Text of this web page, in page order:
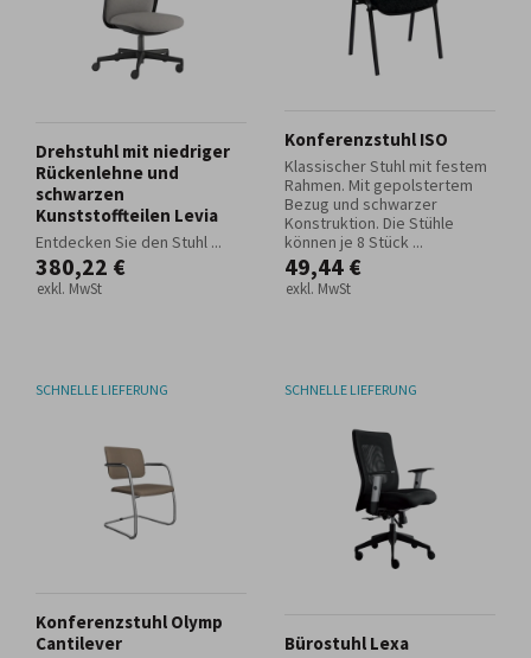
Drehstuhl mit niedriger
Rückenlehne und
schwarzen
Kunststoffteilen Levia
Entdecken Sie den Stuhl ...
380,22 €
exkl. MwSt
Konferenzstuhl ISO
Klassischer Stuhl mit festem
Rahmen. Mit gepolstertem
Bezug und schwarzer
Konstruktion. Die Stühle
können je 8 Stück ...
49,44 €
exkl. MwSt
SCHNELLE LIEFERUNG
Konferenzstuhl Olymp
Cantilever
SCHNELLE LIEFERUNG
Bürostuhl Lexa